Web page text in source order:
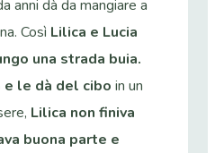
anni dà da mangiare a
Così Lilica e Lucia
una strada buia.
e le dà del cibo in un
Lilica non finiva
buona parte e